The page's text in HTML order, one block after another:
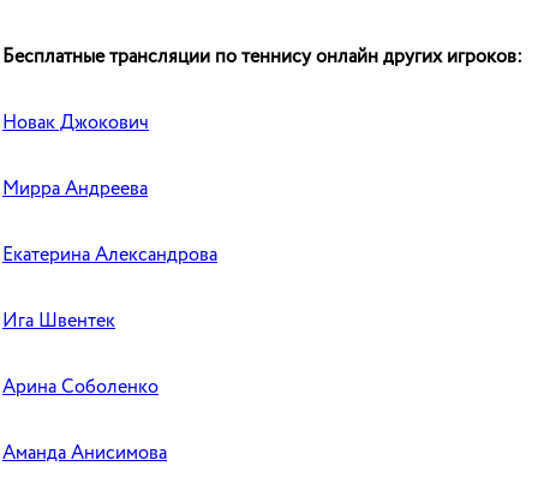
Бесплатные трансляции по теннису онлайн других игроков:
Новак Джокович
Мирра Андреева
Екатерина Александрова
Ига Швентек
Арина Соболенко
Аманда Анисимова